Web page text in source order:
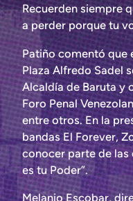
Recuerden siempre
a perder porque tu
Patiño comentó que
Plaza Alfredo Sadel
Alcaldía de Baruta y
Foro Penal
entre otros. En la
bandas El Forever,
conocer parte de las
es tu Poder”.
Melanio Escobar,